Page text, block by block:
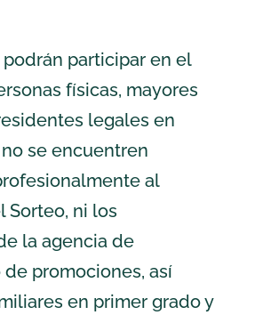
participar en el
físicas, mayores
legales en
se encuentren
al
Sorteo, ni los
la agencia de
promociones, así
en primer grado y